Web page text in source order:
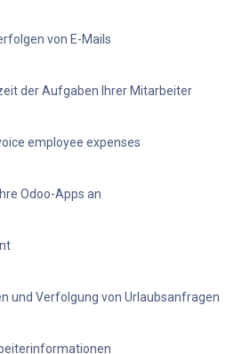
von E-Mails
der Aufgaben Ihrer Mitarbeiter
employee expenses
Odoo-Apps an
und Verfolgung von Urlaubsanfragen